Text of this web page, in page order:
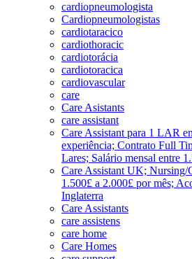
cardiopneumologista
Cardiopneumologistas
cardiotaracico
cardiothoracic
cardiotorácia
cardiotoracica
cardiovascular
care
Care Asistants
care assistant
Care Assistant para 1 LAR
experiência; Contrato Full
Lares; Salário mensal entre
Care Assistant UK; Nursing/
1.500£ a 2.000£ por mês;
Inglaterra
Care Assistants
care assistens
care home
Care Homes